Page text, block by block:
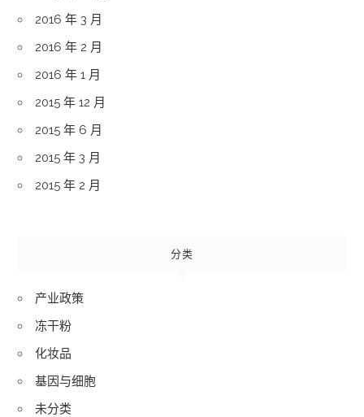
2016 年 3 月
2016 年 2 月
2016 年 1 月
2015 年 12 月
2015 年 6 月
2015 年 3 月
2015 年 2 月
分类
产业政策
冻干粉
化妆品
基因与细胞
未分类